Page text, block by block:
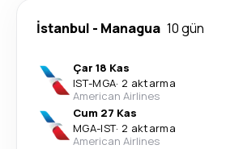
İstanbul - Managua 10 gün
Çar 18 Kas
IST-MGA· 2 aktarma
American Airlines
Cum 27 Kas
MGA-IST· 2 aktarma
American Airlines